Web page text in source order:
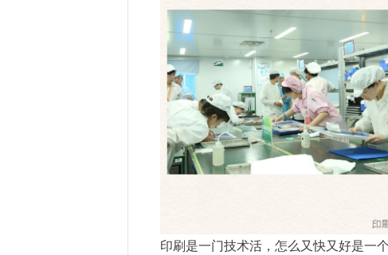
印刷是一门技术活，怎么又快又好是一